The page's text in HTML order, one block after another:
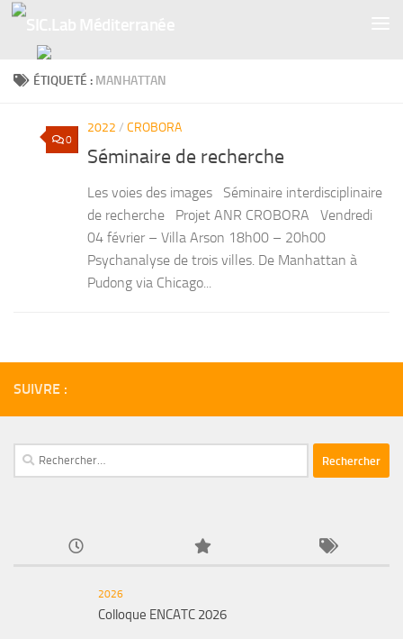
ÉTIQUETÉ : MANHATTAN
0
2022 / CROBORA
Séminaire de recherche
Les voies des images Séminaire interdisciplinaire
de recherche Projet ANR CROBORA Vendredi
04 février – Villa Arson 18h00 – 20h00
Psychanalyse de trois villes. De Manhattan à
Pudong via Chicago...
SUIVRE :
Rechercher :
2026
Colloque ENCATC 2026